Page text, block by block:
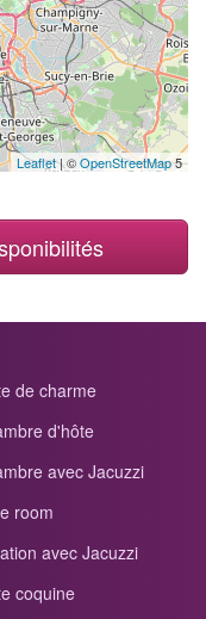
Leaflet| ©OpenStreetMap5
de charme
d'hôte
avec Jacuzzi
room
avec Jacuzzi
coquine